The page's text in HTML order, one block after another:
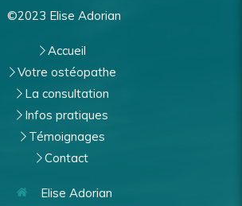
©2023 Elise Adorian
Accueil
Votre ostéopathe
La consultation
Infos pratiques
Témoignages
Contact
Elise Adorian